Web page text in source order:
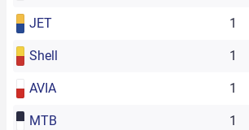
JET 1
Shell 1
AVIA 1
MTB 1